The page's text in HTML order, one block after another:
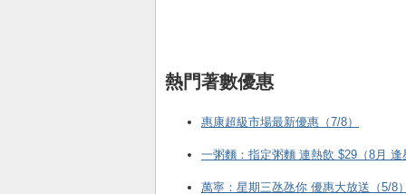
熱門著數優惠
惠康超級市場最新優惠（7/8）
一粥麵：指定粥麵 連熱飲 $29（8月 逢
萬寧：星期三氹氹你 優惠大放送（5/8）